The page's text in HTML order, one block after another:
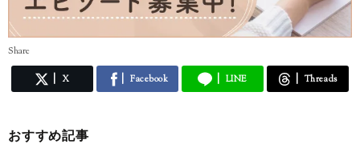
Share
X Facebook LINE Threads
おすすめ記事